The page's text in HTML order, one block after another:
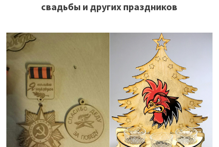
свадьбы и других праздников